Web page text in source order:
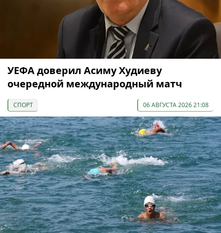
УЕФА доверил Асиму Худиеву
очередной международный матч
СПОРТ 06 АВГУСТА 2026 21:08